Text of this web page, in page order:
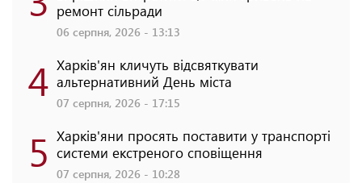
ремонт сільради
06 серпня, 2026 - 13:13
4 Харків'ян кличуть відсвяткувати
альтернативний День міста
07 серпня, 2026 - 17:15
5 Харків'яни просять поставити у транспорті
системи екстреного сповіщення
07 серпня, 2026 - 10:28